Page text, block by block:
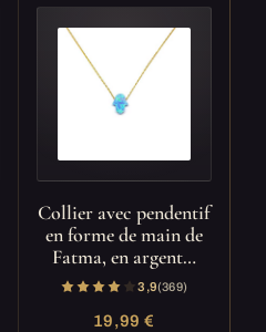
Collier avec pendentif
en forme de main de
Fatma, en argent…
3,9(369)
19,99 €